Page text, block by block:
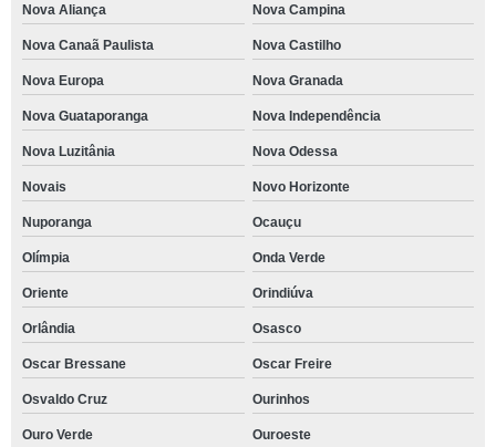
Nova Aliança Nova Campina
Nova Canaã Paulista Nova Castilho
Nova Europa Nova Granada
Nova Guataporanga Nova Independência
Nova Luzitânia Nova Odessa
Novais Novo Horizonte
Nuporanga Ocauçu
Olímpia Onda Verde
Oriente Orindiúva
Orlândia Osasco
Oscar Bressane Oscar Freire
Osvaldo Cruz Ourinhos
Ouro Verde Ouroeste